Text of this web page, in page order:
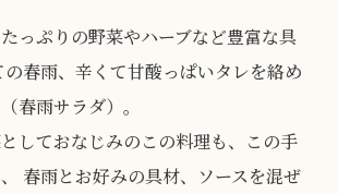
っぷりの野菜やハーブなど豊富な具
春雨、辛くて甘酸っぱいタレを絡め
春雨サラダ）。
しておなじみのこの料理も、この手
春雨とお好みの具材、ソースを混ぜ